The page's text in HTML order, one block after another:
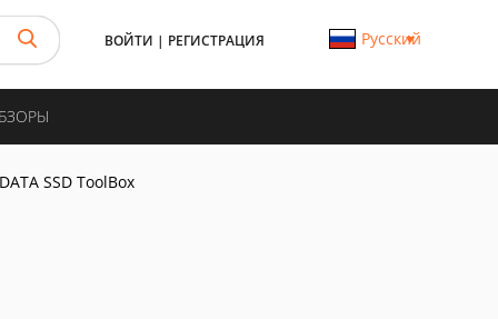
ВОЙТИ | РЕГИСТРАЦИЯ Русский
SSD ToolBox